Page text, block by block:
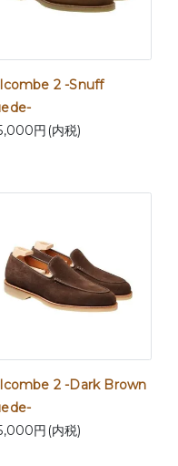
2 -Snuff
円(内税)
2 -Dark Brown
円(内税)